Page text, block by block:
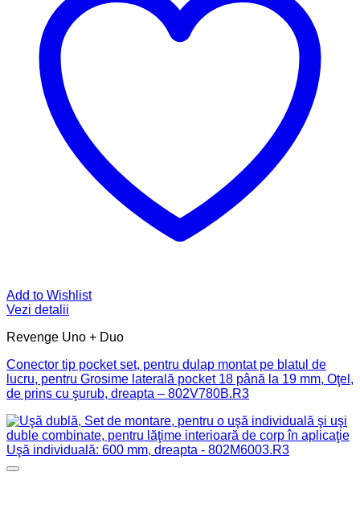
Add to Wishlist
Vezi detalii
Revenge Uno + Duo
Conector tip pocket set, pentru dulap montat pe blatul de
lucru, pentru Grosime laterală pocket 18 până la 19 mm, Oţel,
de prins cu şurub, dreapta – 802V780B.R3